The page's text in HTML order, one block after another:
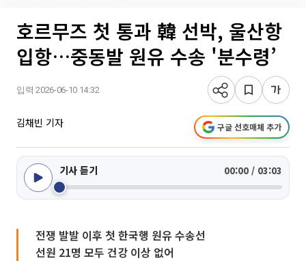
호르무즈 첫 통과 韓 선박, 울산항
입항…중동발 원유 수송 '분수령’
입력 2026-06-10 14:32
김채빈 기자 구글 선호매체 추가
기사 듣기 00:00 / 03:03
전쟁 발발 이후 첫 한국행 원유 수송선
선원 21명 모두 건강 이상 없어